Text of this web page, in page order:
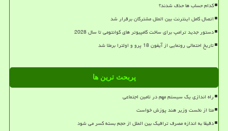
کدام حساب ها حذف شدند؟
اتصال کامل اینترنت بین الملل مشترکان برقرار شد
دستور جدید ترامپ برای ساخت کامپیوتر های کوانتومی تا سال 2028
تاریخ احتمالی رونمایی از آیفون 18 پرو و اولترا برملا شد
پربحث ترین ها
راه اندازی یک سیستم مهم در تامین اجتماعی
متا از نخست وزیر هند پوزش خواست
دقیقا به اندازه مصرف ترافیک بین الملل از حجم بسته کسر می شود